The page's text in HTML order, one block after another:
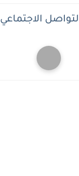
الاجتماعي